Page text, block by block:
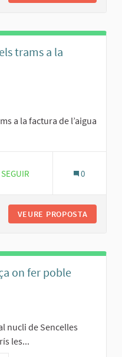
trams a la
a la factura de l’aigua
Comunitat i benestar
7 SEGUIDORES
SEGUIR 0
VEURE PROPOSTA
on fer poble
nucli de Sencelles
les...